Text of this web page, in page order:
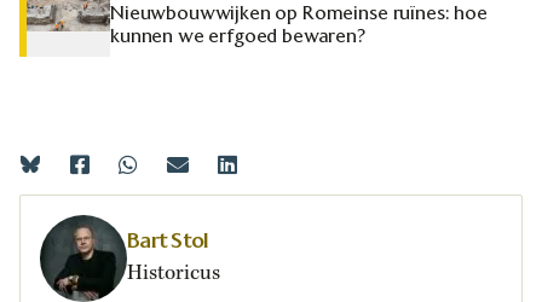
Nieuwbouwwijken op Romeinse ruïnes: hoe
kunnen we erfgoed bewaren?
Bart Stol
Historicus